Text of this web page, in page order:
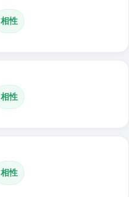
相性
相性
相性